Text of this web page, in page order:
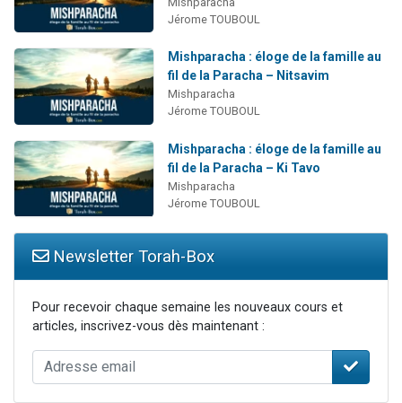
Jérome TOUBOUL
Mishparacha : éloge de la famille au
fil de la Paracha – Nitsavim
Mishparacha
Jérome TOUBOUL
Mishparacha : éloge de la famille au
fil de la Paracha – Ki Tavo
Mishparacha
Jérome TOUBOUL
Newsletter Torah-Box
Pour recevoir chaque semaine les nouveaux cours et
articles, inscrivez-vous dès maintenant :